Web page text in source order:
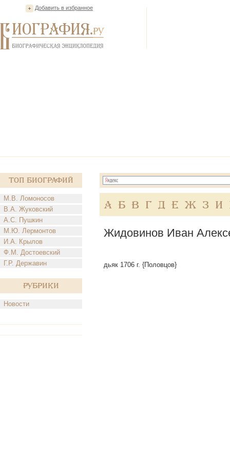
Добавить в избранное
Топ Биографий
М.В. Ломоносов
В.А. Жуковский
А.С. Пушкин
М.Ю. Лермонтов
И.А. Крылов
Ф.М. Достоевский
Г.Р. Державин
Рубрики
Новости
А Б В Г Д Е Ж З И
Жидовинов Иван
дьяк 1706 г. {Половцов}